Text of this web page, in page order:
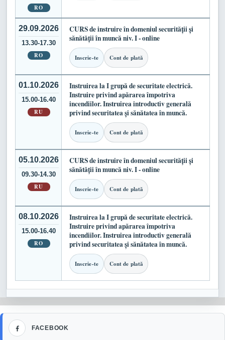
RO
29.09.2026
13.30-17.30
RO
CURS de instruire în domeniul securității și
sănătății în muncă niv. I - online
Inscrie-te Cont de plată
01.10.2026
15.00-16.40
RU
Instruirea la I grupă de securitate electrică.
Instruire privind apărarea împotriva
incendiilor. Instruirea introductiv generală
privind securitatea și sănătatea în muncă.
Inscrie-te Cont de plată
05.10.2026
09.30-14.30
RU
CURS de instruire în domeniul securității și
sănătății în muncă niv. I - online
Inscrie-te Cont de plată
08.10.2026
15.00-16.40
RO
Instruirea la I grupă de securitate electrică.
Instruire privind apărarea împotriva
incendiilor. Instruirea introductiv generală
privind securitatea și sănătatea în muncă.
Inscrie-te Cont de plată
FACEBOOK
Facebook